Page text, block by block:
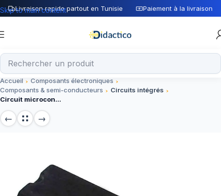
Livraison rapide partout en Tunisie Paiement à la livraison
Skip to main content
Accueil
Composants électroniques
Composants & semi-conducteurs
Circuits intégrés
Circuit microcontroleur PIC16F84A-04/P 8 bit 4MHz DIP-18